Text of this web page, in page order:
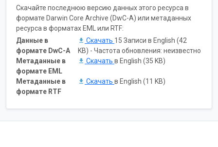
Скачайте последнюю версию данных этого ресурса в
формате Darwin Core Archive (DwC-A) или метаданных
ресурса в форматах EML или RTF:
Данные в
формате DwC-A
Скачать 15 Записи в English (42
KB) - Частота обновления: неизвестно
Метаданные в
формате EML
Скачать в English (35 KB)
Метаданные в
формате RTF
Скачать в English (11 KB)